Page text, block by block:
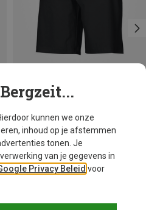
Scott
Kinderen Vertic Fietsbroek
€ 56,50
140 152
kunnen we onze
inhoud op je afstemmen
tonen. Je
van je gegevens in
Privacy Beleid voor